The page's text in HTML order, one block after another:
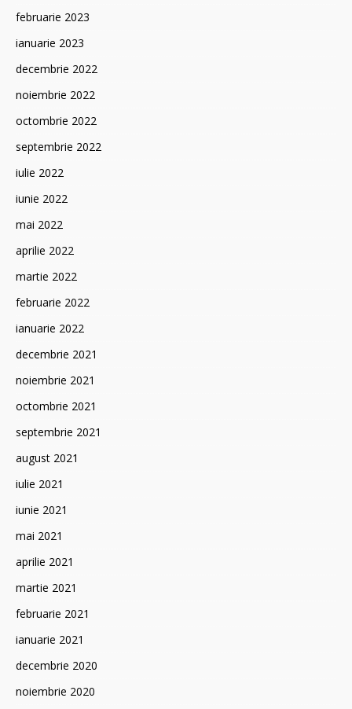
februarie 2023
ianuarie 2023
decembrie 2022
noiembrie 2022
octombrie 2022
septembrie 2022
iulie 2022
iunie 2022
mai 2022
aprilie 2022
martie 2022
februarie 2022
ianuarie 2022
decembrie 2021
noiembrie 2021
octombrie 2021
septembrie 2021
august 2021
iulie 2021
iunie 2021
mai 2021
aprilie 2021
martie 2021
februarie 2021
ianuarie 2021
decembrie 2020
noiembrie 2020